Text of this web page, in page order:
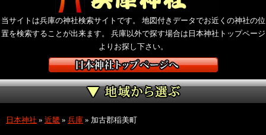
当サイトは兵庫の神社検索サイトです。 地図付きデータでお近くの神社の位
置を検索することが出来ます。 兵庫以外で探す場合は日本神社トップページ
よりお探し下さい。
日本神社 » 近畿 » 兵庫 » 加古郡稲美町